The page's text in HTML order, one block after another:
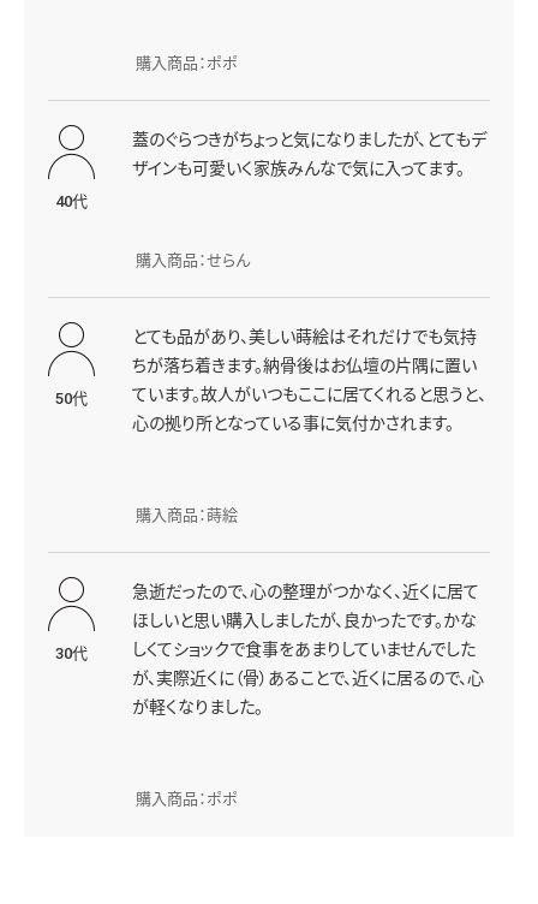
購入商品：ポポ
40代
蓋のぐらつきがちょっと気になりましたが、とてもデ
ザインも可愛いく家族みんなで気に入ってます。
購入商品：せらん
50代
とても品があり、美しい蒔絵はそれだけでも気持
ちが落ち着きます。納骨後はお仏壇の片隅に置い
ています。故人がいつもここに居てくれると思うと、
心の拠り所となっている事に気付かされます。
購入商品：蒔絵
30代
急逝だったので、心の整理がつかなく、近くに居て
ほしいと思い購入しましたが、良かったです。かな
しくてショックで食事をあまりしていませんでした
が、実際近くに（骨）あることで、近くに居るので、心
が軽くなりました。
購入商品：ポポ